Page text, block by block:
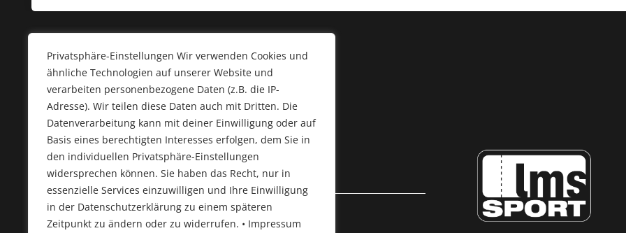
Privatsphäre-Einstellungen Wir verwenden Cookies und
ähnliche Technologien auf unserer Website und
verarbeiten personenbezogene Daten (z.B. die IP-
Adresse). Wir teilen diese Daten auch mit Dritten. Die
Datenverarbeitung kann mit deiner Einwilligung oder auf
Basis eines berechtigten Interesses erfolgen, dem Sie in
den individuellen Privatsphäre-Einstellungen
widersprechen können. Sie haben das Recht, nur in
essenzielle Services einzuwilligen und Ihre Einwilligung
in der Datenschutzerklärung zu einem späteren
Zeitpunkt zu ändern oder zu widerrufen. • Impressum
LMS Sport GmbH
Über uns
Referenzen
Service
Anfahrt
Kontakt